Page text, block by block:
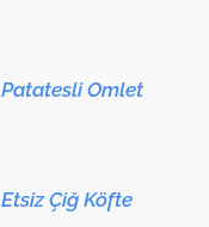
Patatesli Omlet
Etsiz Çiğ Köfte